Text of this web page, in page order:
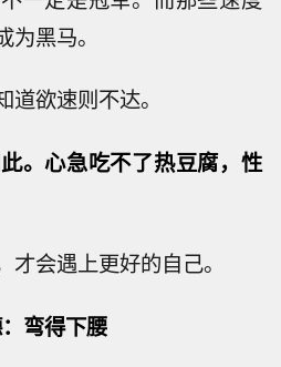
黑马。
欲速则不达。
。心急吃不了热豆腐，性
会遇上更好的自己。
弯得下腰